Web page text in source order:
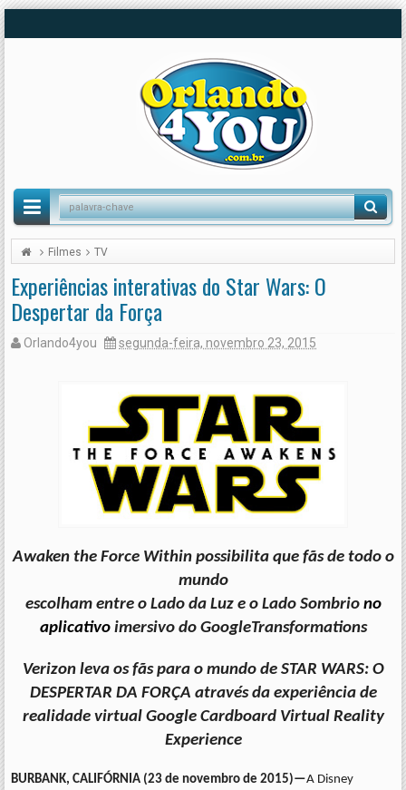
Filmes TV
Experiências interativas do Star Wars: O
Despertar da Força
Orlando4you segunda-feira, novembro 23, 2015
Awaken the Force Within possibilita que fãs de todo o
mundo
escolham entre o Lado da Luz e o Lado Sombrio no
aplicativo imersivo do GoogleTransformations
Verizon leva os fãs para o mundo de STAR WARS: O
DESPERTAR DA FORÇA através da experiência de
realidade virtual Google Cardboard Virtual Reality
Experience
BURBANK, CALIFÓRNIA (23 de novembro de 2015)—A Disney